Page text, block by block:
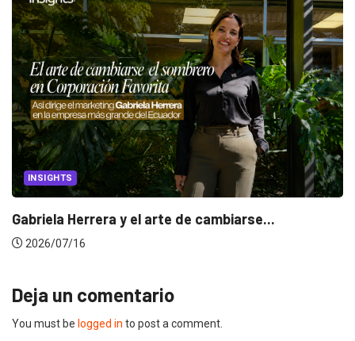
INSIGHTS
Gabriela Herrera y el arte de cambiarse...
2026/07/16
Deja un comentario
You must be logged in to post a comment.